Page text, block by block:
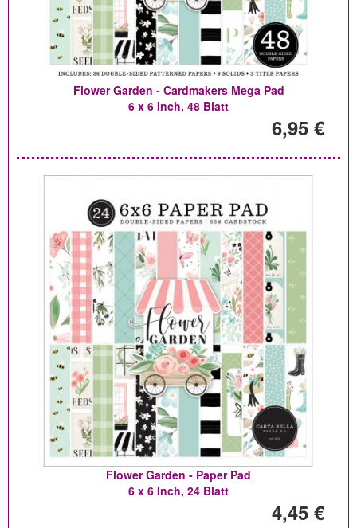
Flower Garden - Cardmakers Mega Pad
6 x 6 Inch, 48 Blatt
6,95 €
Flower Garden - Paper Pad
6 x 6 Inch, 24 Blatt
4,45 €